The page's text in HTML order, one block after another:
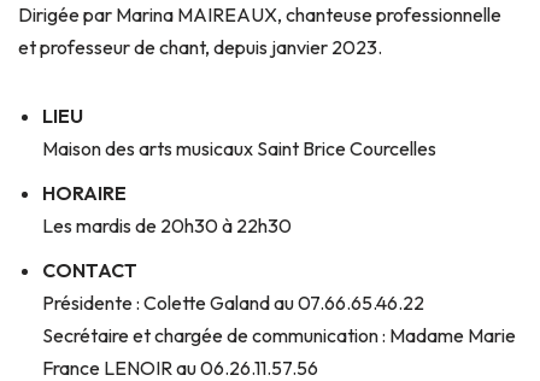
Dirigée par Marina MAIREAUX, chanteuse professionnelle
et professeur de chant, depuis janvier 2023.
LIEU
Maison des arts musicaux Saint Brice Courcelles
HORAIRE
Les mardis de 20h30 à 22h30
CONTACT
Présidente : Colette Galand au 07.66.65.46.22
Secrétaire et chargée de communication : Madame Marie
France LENOIR au 06.26.11.57.56